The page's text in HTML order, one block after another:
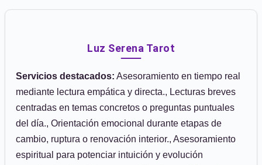
Luz Serena Tarot
Servicios destacados: Asesoramiento en tiempo real
mediante lectura empática y directa., Lecturas breves
centradas en temas concretos o preguntas puntuales
del día., Orientación emocional durante etapas de
cambio, ruptura o renovación interior., Asesoramiento
espiritual para potenciar intuición y evolución